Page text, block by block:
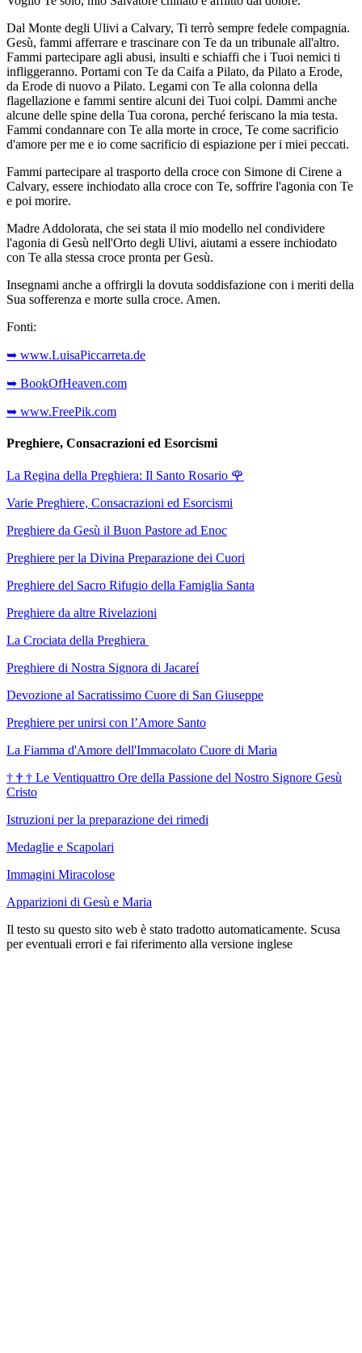
Dal Monte degli Ulivi a Calvary, Ti terrò sempre fedele compagnia.
Gesù, fammi afferrare e trascinare con Te da un tribunale all'altro.
Fammi partecipare agli abusi, insulti e schiaffi che i Tuoi nemici ti
infliggeranno. Portami con Te da Caifa a Pilato, da Pilato a Erode,
da Erode di nuovo a Pilato. Legami con Te alla colonna della
flagellazione e fammi sentire alcuni dei Tuoi colpi. Dammi anche
alcune delle spine della Tua corona, perché feriscano la mia testa.
Fammi condannare con Te alla morte in croce, Te come sacrificio
d'amore per me e io come sacrificio di espiazione per i miei peccati.
Fammi partecipare al trasporto della croce con Simone di Cirene a
Calvary, essere inchiodato alla croce con Te, soffrire l'agonia con Te
e poi morire.
Madre Addolorata, che sei stata il mio modello nel condividere
l'agonia di Gesù nell'Orto degli Ulivi, aiutami a essere inchiodato
con Te alla stessa croce pronta per Gesù.
Insegnami anche a offrirgli la dovuta soddisfazione con i meriti della
Sua sofferenza e morte sulla croce. Amen.
Fonti:
➥ www.LuisaPiccarreta.de
➥ BookOfHeaven.com
➥ www.FreePik.com
Preghiere, Consacrazioni ed Esorcismi
La Regina della Preghiera: Il Santo Rosario 🌹
Varie Preghiere, Consacrazioni ed Esorcismi
Preghiere da Gesù il Buon Pastore ad Enoc
Preghiere per la Divina Preparazione dei Cuori
Preghiere del Sacro Rifugio della Famiglia Santa
Preghiere da altre Rivelazioni
La Crociata della Preghiera
Preghiere di Nostra Signora di Jacareí
Devozione al Sacratissimo Cuore di San Giuseppe
Preghiere per unirsi con l’Amore Santo
La Fiamma d'Amore dell'Immacolato Cuore di Maria
† † † Le Ventiquattro Ore della Passione del Nostro Signore Gesù
Cristo
Istruzioni per la preparazione dei rimedi
Medaglie e Scapolari
Immagini Miracolose
Apparizioni di Gesù e Maria
Il testo su questo sito web è stato tradotto automaticamente. Scusa
per eventuali errori e fai riferimento alla versione inglese